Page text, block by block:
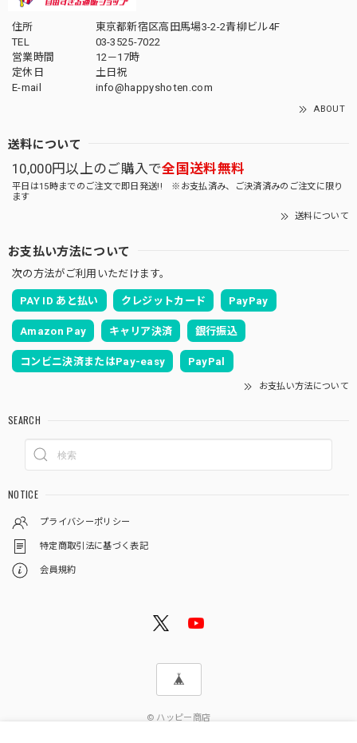
住所
東京都新宿区高田馬場3-2-2青柳ビル4F
TEL
03-3525-7022
営業時間
12－17時
定休日
土日祝
E-mail
info@happyshoten.com
ABOUT
送料について
10,000円以上のご購入で全国送料無料
平日は15時までのご注文で即日発送!! ※お支払済み、ご決済済みのご注文に限り
ます
送料について
お支払い方法について
次の方法がご利用いただけます。
PAY ID あと払い クレジットカード PayPay
Amazon Pay キャリア決済 銀行振込
コンビニ決済またはPay-easy PayPal
お支払い方法について
SEARCH
NOTICE
プライバシーポリシー
特定商取引法に基づく表記
会員規約
© ハッピー商店